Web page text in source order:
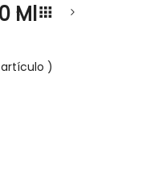
Ml